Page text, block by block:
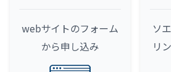
使用したい電気設備の消
シミュレーションするこ
す。
webサイトのフォーム
から申し込み
ソ
リ